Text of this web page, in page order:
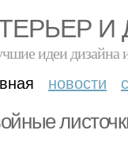
И
идеи дизайна
новости